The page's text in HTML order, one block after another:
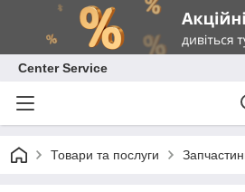
Center Service
Товари та послуги